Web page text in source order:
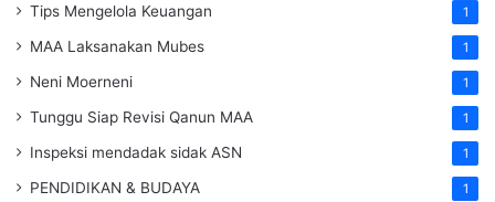
Tips Mengelola Keuangan 1
MAA Laksanakan Mubes 1
Neni Moerneni 1
Tunggu Siap Revisi Qanun MAA 1
Inspeksi mendadak sidak ASN 1
PENDIDIKAN & BUDAYA 1